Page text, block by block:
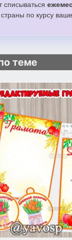
по курсу
теме